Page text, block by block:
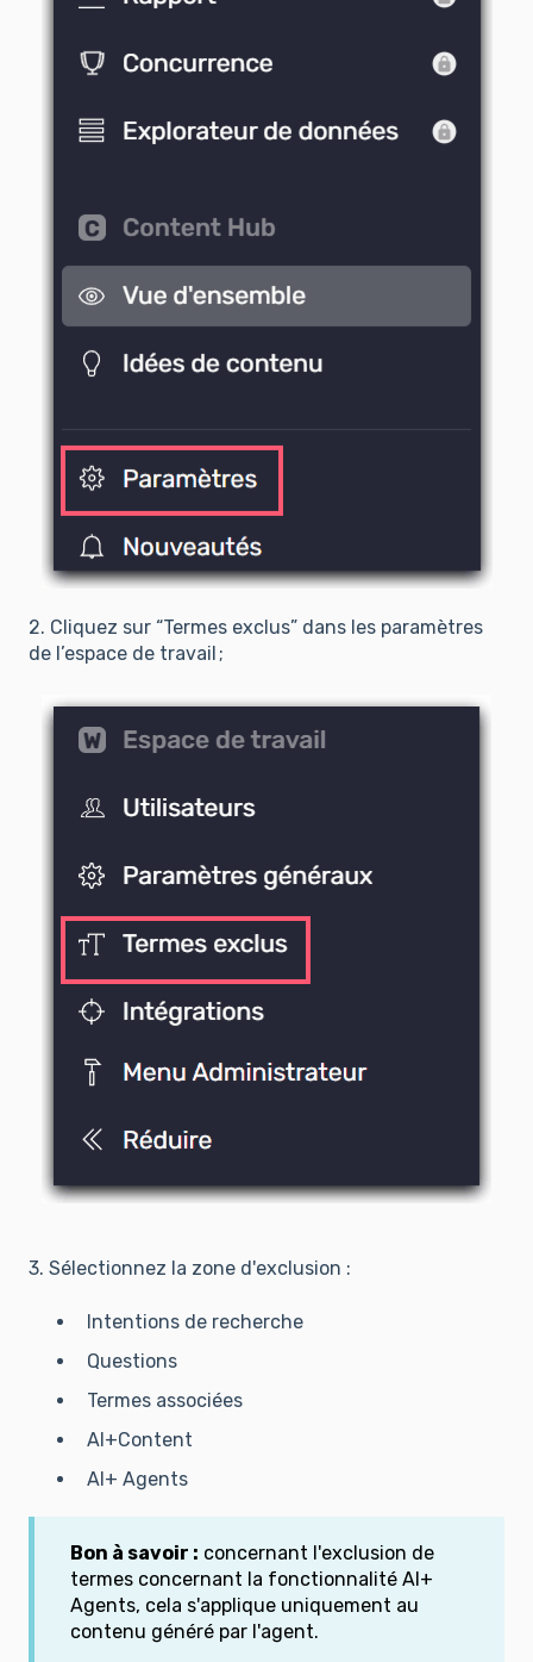
2. Cliquez sur “Termes exclus” dans les paramètres
de l’espace de travail ;
3. Sélectionnez la zone d'exclusion :
Intentions de recherche
Questions
Termes associées
AI+Content
AI+ Agents
Bon à savoir : concernant l'exclusion de
termes concernant la fonctionnalité AI+
Agents, cela s'applique uniquement au
contenu généré par l'agent.